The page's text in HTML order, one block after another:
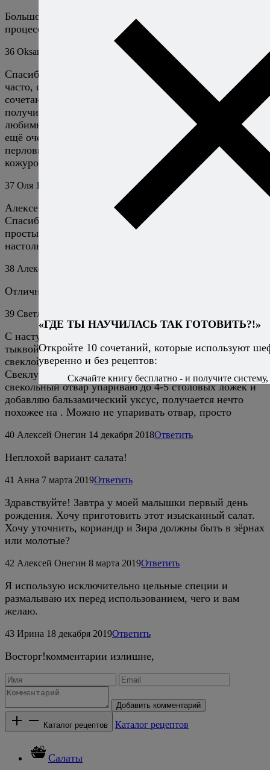
Большое спасибо, ваши слова вдохновляют! Надеюсь,
процесс будет двусторонним и полезным для всех!
36 Oksana Ответить
Спасибо за замечательный рецепт! Тыкву запекаю
часто, с различными специями, но предложенное Вами
сочетание специй оказалось самым лучшим! Салат
получился превосходным, это теперь один из самых
любимых рецептов у меня:) Кстати, с такой тыквой
ещё очень хорошо идёт любая крупа — киноа, булгур,
перловка. Отдельное спасибо за способ запекания — с
кожурой, оказалось очень удобно.
37 Оля 14 августа 2018 Ответить
Алексей, этот салат просто гастрономический оргазм.
Спасибо большое! Не думала, что тыква и такие
простые доступные продукты в данном сочетании
настолько вкусны. Идеальный ужин)
38 Алексей Онегин
Отлично, я счастлив. :)
39 Светлана
С наступающим новым годом! Чудесный салатик с
тыквой! У меня есть похожий зимний салат, со
свеклой, хурмой и сыром типа фета или фетакса.
Свеклу отвариваю в небольшом количестве воды,
свекольный отвар упариваю до 4-5 столовых ложек и
добавляю бальзамический уксус, получается нечто
похожее на . Можно не упаривать отвар, просто
40 Алексей Онегин 14 декабря 2018Ответить
Неплохой вариант салата!
41 Анна 7 марта 2019Ответить
Здравствуйте! Завтра у моей малышки первый день
рождения. Хочу приготовить этот изысканный салат.
Хочу уточнить, кориандр и Зира должны быть в зёрнах
или молотые?
42 Алексей Онегин 8 марта 2019Ответить
Я использую исключительно цельные специи и
размалываю их перед использованием, чего и вам
желаю.
43 Ирина 18 декабря 2019Ответить
Восторг!комментарии излишне,
Добавить комментарий
Каталог рецептов Каталог рецептов
Салаты
«ГДЕ ТЫ НАУЧИЛАСЬ ТАК ГОТОВИТЬ?!»
Откройте 10 сочетаний, которые используют
уверенно и без рецептов:
Скачайте книгу бесплатно - и получите систему,